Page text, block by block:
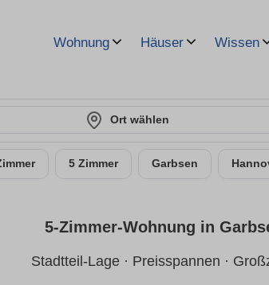
Wohnung Häuser Wissen
Ort wählen
5 Zimmer Garbsen
5-Zimmer-Wohnung in
Stadtteil-Lage · Preisspannen ·